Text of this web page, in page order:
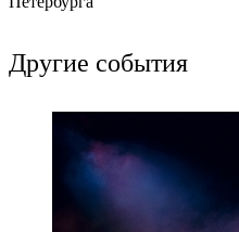
Другие события